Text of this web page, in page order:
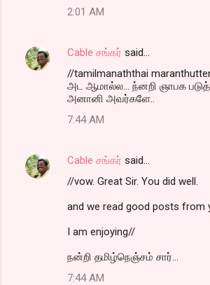
2:01 AM
Cable சங்கர் said…
//tamilmanaththai
அட ஆமால்ல... ந்னறி ஞாபக
அனானி அவர்களே..
7:44 AM
Cable சங்கர் said…
//vow. Great Sir. You did well.
and we read good posts from
I am enjoying//
நன்றி தமிழ்நெஞ்சம் சார்...
7:44 AM